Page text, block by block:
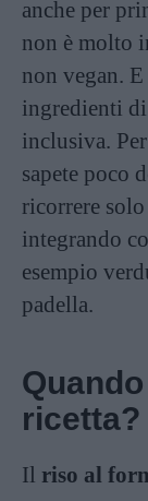
anche per
non è molto
non vegan.
ingredienti
inclusiva.
sapete poco
ricorrere
integrando
esempio
padella.
ricetta?
Il riso al